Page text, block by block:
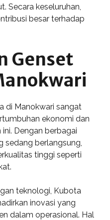
Secara keseluruhan,
besar terhadap
Genset
di Manokwari sangat
ekonomi dan
Dengan berbagai
sedang berlangsung,
tinggi seperti
teknologi, Kubota
inovasi yang
dalam operasional. Hal